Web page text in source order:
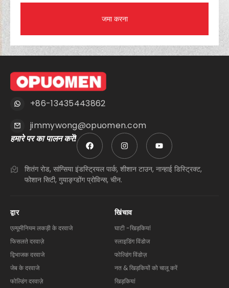
जमा करना
+86-13435443862
jimmywong@opuomen.com
हमारे पर का पालन करें!
शितंग रोड, सांग्सिया इंडस्ट्रियल पार्क, शीशान टाउन, नान्हाई डिस्ट्रिक्ट,
फोशान सिटी, गुयाङ्ग्डोंग प्रोविन्स, चीन.
द्वार
एल्यूमीनियम लकड़ी के दरवाजे
फिसलते दरवाज़े
द्विभाजक दरवाजे
जेब के दरवाजे
फोल्डिंग दरवाज़े
खिंचाव
घाटी -खिड़कियां
स्लाइडिंग विंडोज
फोल्डिंग विंडोज़
नत & खिड़कियों को चालू करें
खिड़कियां